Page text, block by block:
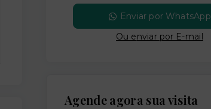
Enviar por WhatsApp
Ou enviar por E-mail
Agende agora sua visita